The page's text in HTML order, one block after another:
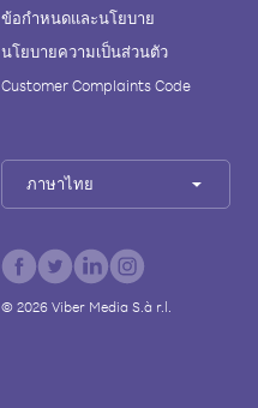
ข้อกำหนดและนโยบาย
นโยบายความเป็นส่วนตัว
Customer Complaints Code
ภาษาไทย
© 2026Viber Media S.à r.l.